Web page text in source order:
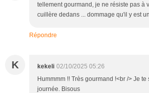
tellement gourmand, je ne résiste pas à
cuillère dedans ... dommage qu'il y est
Répondre
K kekeli 02/10/2025 05:26
Hummmm !! Très gourmand !<br /> Je
journée. Bisous